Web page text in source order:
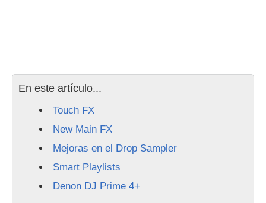
En este artículo...
Touch FX
New Main FX
Mejoras en el Drop Sampler
Smart Playlists
Denon DJ Prime 4+